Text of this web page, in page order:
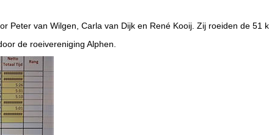
van Wilgen, Carla van Dijk en René Kooij. Zij roeiden de 51
de roeivereniging Alphen.